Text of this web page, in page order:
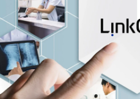
SERVICE
WORK